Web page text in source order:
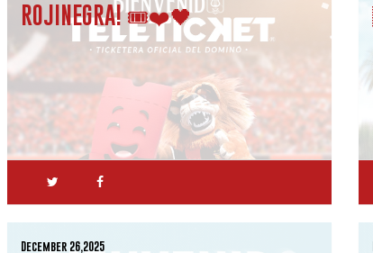
ROJINEGRA! 🎟️❤️🖤
December 26,2025